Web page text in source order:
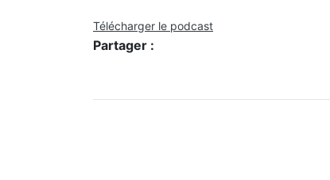
Télécharger le podcast
Partager :